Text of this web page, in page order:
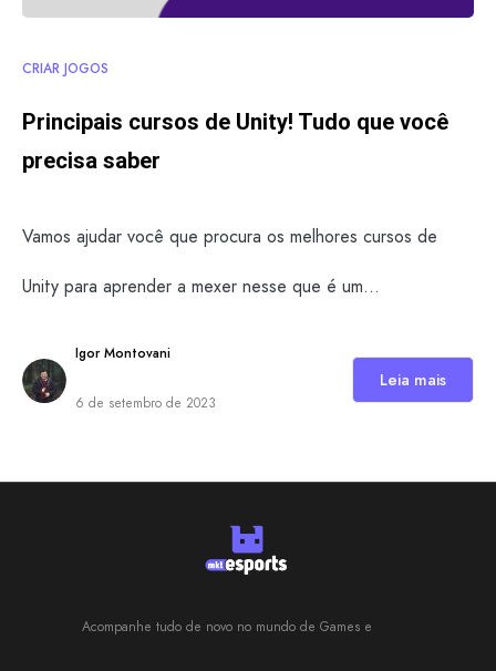
CRIAR JOGOS
Principais cursos de Unity! Tudo que você
precisa saber
Vamos ajudar você que procura os melhores cursos de
Unity para aprender a mexer nesse que é um…
Igor Montovani
6 de setembro de 2023
Leia mais
Acompanhe tudo de novo no mundo de Games e